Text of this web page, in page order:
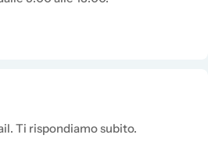
Ti rispondiamo subito.